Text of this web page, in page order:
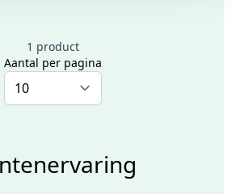
1 product
Aantal per pagina